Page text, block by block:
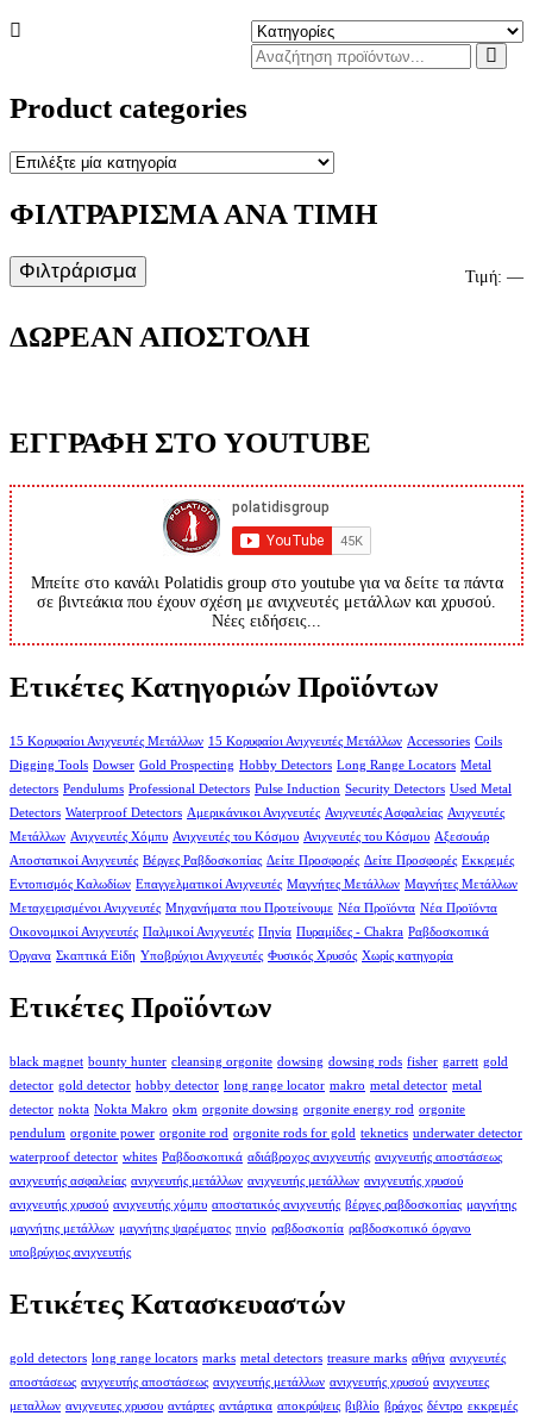
Product categories
ΦΙΛΤΡΑΡΙΣΜΑ ΑΝΑ ΤΙΜΗ
Φιλτράρισμα Τιμή: —
ΔΩΡΕΑΝ ΑΠΟΣΤΟΛΗ
ΕΓΓΡΑΦΗ ΣΤΟ YOUTUBE
Μπείτε στο κανάλι Polatidis group στο youtube για να δείτε τα πάντα
σε βιντεάκια που έχουν σχέση με ανιχνευτές μετάλλων και χρυσού.
Νέες ειδήσεις...
Ετικέτες Κατηγοριών Προϊόντων
15 Κορυφαίοι Ανιχνευτές Μετάλλων 15 Κορυφαίοι Ανιχνευτές Μετάλλων Accessories Coils
Digging Tools Dowser Gold Prospecting Hobby Detectors Long Range Locators Metal
detectors Pendulums Professional Detectors Pulse Induction Security Detectors Used Metal
Detectors Waterproof Detectors Αμερικάνικοι Ανιχνευτές Ανιχνευτές Ασφαλείας Ανιχνευτές
Μετάλλων Ανιχνευτές Χόμπυ Ανιχνευτές του Κόσμου Ανιχνευτές του Κόσμου Αξεσουάρ
Αποστατικοί Ανιχνευτές Βέργες Ραβδοσκοπίας Δείτε Προσφορές Δείτε Προσφορές Εκκρεμές
Εντοπισμός Καλωδίων Επαγγελματικοί Ανιχνευτές Μαγνήτες Μετάλλων Μαγνήτες Μετάλλων
Μεταχειρισμένοι Ανιχνευτές Μηχανήματα που Προτείνουμε Νέα Προϊόντα Νέα Προϊόντα
Οικονομικοί Ανιχνευτές Παλμικοί Ανιχνευτές Πηνία Πυραμίδες - Chakra Ραβδοσκοπικά
Όργανα Σκαπτικά Είδη Υποβρύχιοι Ανιχνευτές Φυσικός Χρυσός Χωρίς κατηγορία
Ετικέτες Προϊόντων
black magnet bounty hunter cleansing orgonite dowsing dowsing rods fisher garrett gold
detector gold detector hobby detector long range locator makro metal detector metal
detector nokta Nokta Makro okm orgonite dowsing orgonite energy rod orgonite
pendulum orgonite power orgonite rod orgonite rods for gold teknetics underwater detector
waterproof detector whites Ραβδοσκοπικά αδιάβροχος ανιχνευτής ανιχνευτής αποστάσεως
ανιχνευτής ασφαλείας ανιχνευτής μετάλλων ανιχνευτής μετάλλων ανιχνευτής χρυσού
ανιχνευτής χρυσού ανιχνευτής χόμπυ αποστατικός ανιχνευτής βέργες ραβδοσκοπίας μαγνήτης
μαγνήτης μετάλλων μαγνήτης ψαρέματος πηνίο ραβδοσκοπία ραβδοσκοπικό όργανο
υποβρύχιος ανιχνευτής
Ετικέτες Κατασκευαστών
gold detectors long range locators marks metal detectors treasure marks αθήνα ανιχνευτές
αποστάσεως ανιχνευτής αποστάσεως ανιχνευτής μετάλλων ανιχνευτής χρυσού ανιχνευτες
μεταλλων ανιχνευτες χρυσου αντάρτες αντάρτικα αποκρύψεις βιβλίο βράχος δέντρο εκκρεμές